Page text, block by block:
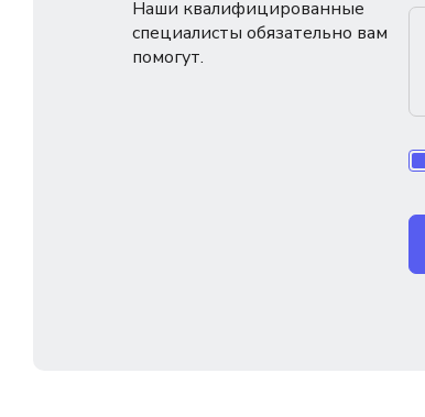
Наши квалифицированные
специалисты обязательно вам
помогут.